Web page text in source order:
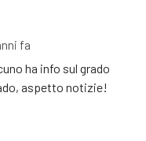
fa
ha info sul grado
aspetto notizie!